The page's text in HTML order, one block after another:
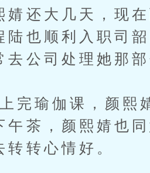
婧还大几天，现
陆也顺利入职司
去公司处理她那部
瑜伽课，颜熙
午茶，颜熙婧也
转转心情好。